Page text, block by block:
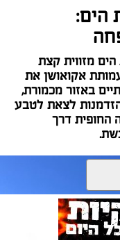
הים:
מזווית קצת
אקואושן את
באזור מכמורת,
לצאת לטבע
החופית דרך